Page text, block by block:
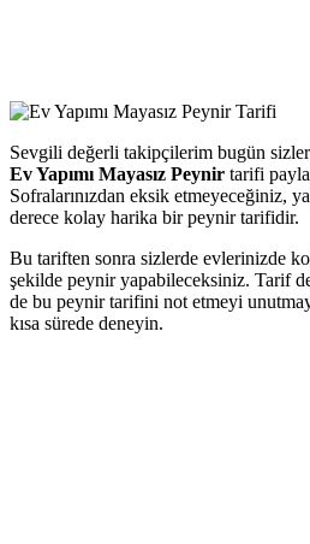
Sevgili değerli takipçilerim bugün
Ev Yapımı Mayasız Peynir tarifi
Sofralarınızdan eksik etmeyeceğiniz,
derece kolay harika bir peynir tarifidir.
Bu tariften sonra sizlerde evlerinizde
şekilde peynir yapabileceksiniz. Tarif
de bu peynir tarifini not etmeyi
kısa sürede deneyin.